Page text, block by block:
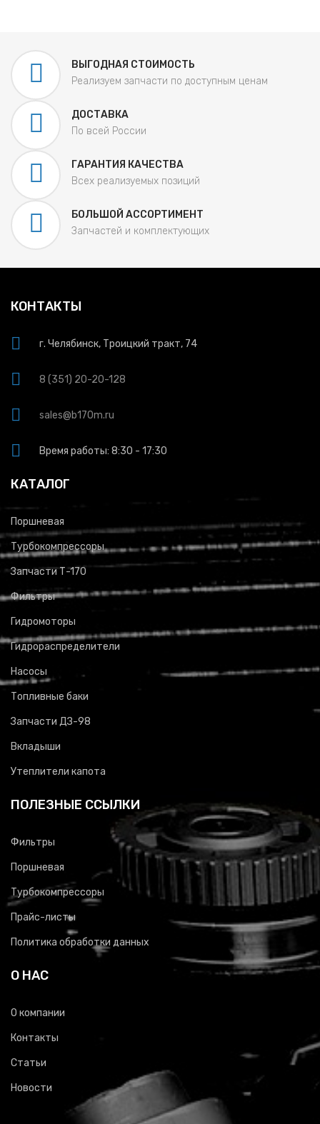
ВЫГОДНАЯ СТОИМОСТЬ
Реализуем запчасти по доступным ценам
ДОСТАВКА
По всей России
ГАРАНТИЯ КАЧЕСТВА
Всех реализуемых позиций
БОЛЬШОЙ АССОРТИМЕНТ
Запчастей и комплектующих
КОНТАКТЫ
г. Челябинск, Троицкий тракт, 74
8 (351) 20-20-128
sales@b170m.ru
Время работы: 8:30 - 17:30
КАТАЛОГ
Поршневая
Турбокомпрессоры
Запчасти Т-170
Фильтры
Гидромоторы
Гидрораспределители
Насосы
Топливные баки
Запчасти ДЗ-98
Вкладыши
Утеплители капота
ПОЛЕЗНЫЕ ССЫЛКИ
Фильтры
Поршневая
Турбокомпрессоры
Прайс-листы
Политика обработки данных
О НАС
О компании
Контакты
Статьи
Новости